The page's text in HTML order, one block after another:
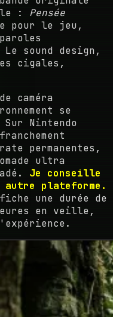
: Pensée
pour le jeu,
sound design,
cigales,
caméra
se
Nintendo
permanentes,
ultra
Je conseille
autre plateforme.
une durée de
en veille,